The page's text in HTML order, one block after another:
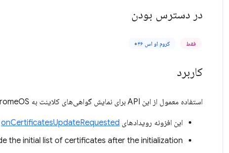
در دسترس بودن
فقط کروم او اس ۴۶+
کاربرد
استفاده معمول از این API برای نمایش گواهی‌های کلاینت به ChromeOS از این مراحل پیروی می‌کند:
این افزونه رویدادهای onCertificatesUpdateRequested
the initial list of certificates after the initialization.